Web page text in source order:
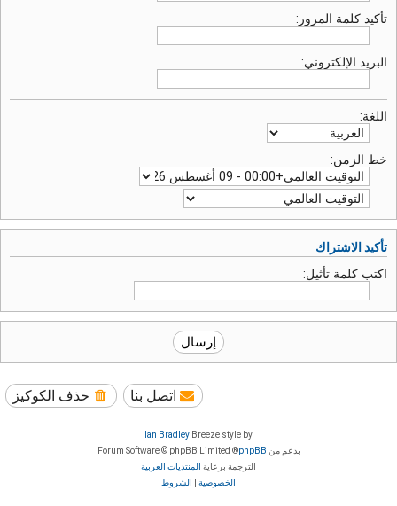
تأكيد كلمة المرور:
البريد الإلكتروني:
اللغة:
خط الزمن:
تأكيد الاشتراك
اكتب كلمة تأثيل:
حذف الكوكيز اتصل بنا
Breeze style by
Ian Bradley
بدعم من phpBB
® Forum Software © phpBB Limited
الترجمة برعاية المنتديات العربية
الخصوصية
الشروط